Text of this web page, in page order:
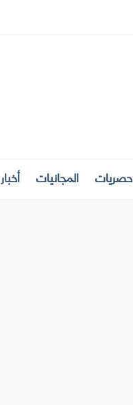
حصريات المجانيات أخبار